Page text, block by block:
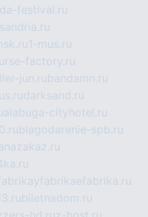
festival.ru
1-mus.ru
factory.ru
jun.rubandamn.ru
darksand.ru
alabuga-cityhotel.ru
blagodarenie-spb.ru
biletnadom.ru